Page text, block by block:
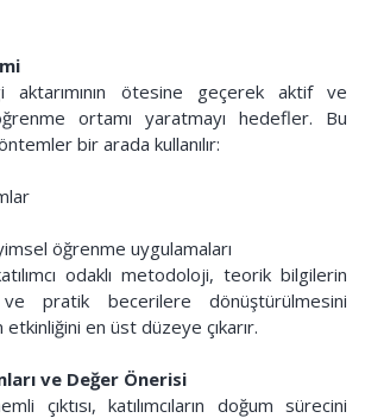
aktarımının ötesine geçerek aktif ve
ortamı yaratmayı hedefler. Bu
bir arada kullanılır:
öğrenme uygulamaları
odaklı metodoloji, teorik bilgilerin
ve pratik becerilere dönüştürülmesini
en üst düzeye çıkarır.
ve Değer Önerisi
çıktısı, katılımcıların doğum sürecini